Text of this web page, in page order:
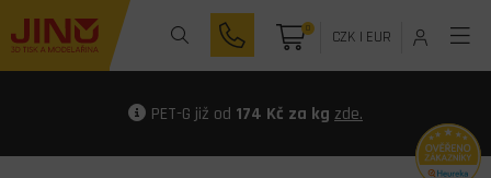
0 CZK| EUR
PET-G již od 174 Kč za kg zde.